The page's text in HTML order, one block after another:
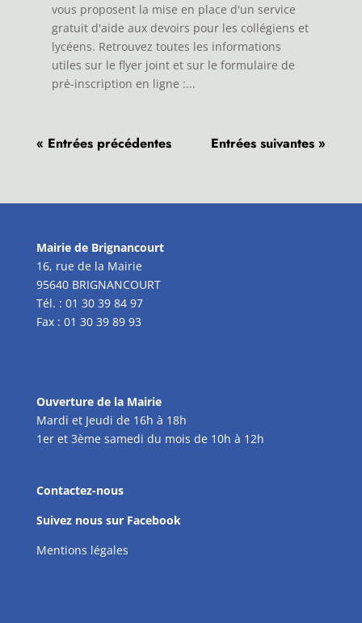
vous proposent la mise en place d'un service
gratuit d'aide aux devoirs pour les collégiens et
lycéens. Retrouvez toutes les informations
utiles sur le flyer joint et sur le formulaire de
pré-inscription en ligne :...
« Entrées précédentes Entrées suivantes »
Mairie de Brignancourt
16, rue de la Mairie
95640 BRIGNANCOURT
Tél. : 01 30 39 84 97
Fax : 01 30 39 89 93
Ouverture de la Mairie
Mardi et Jeudi de 16h à 18h
1er et 3ème samedi du mois de 10h à 12h
Contactez-nous
Suivez nous sur Facebook
Mentions légales